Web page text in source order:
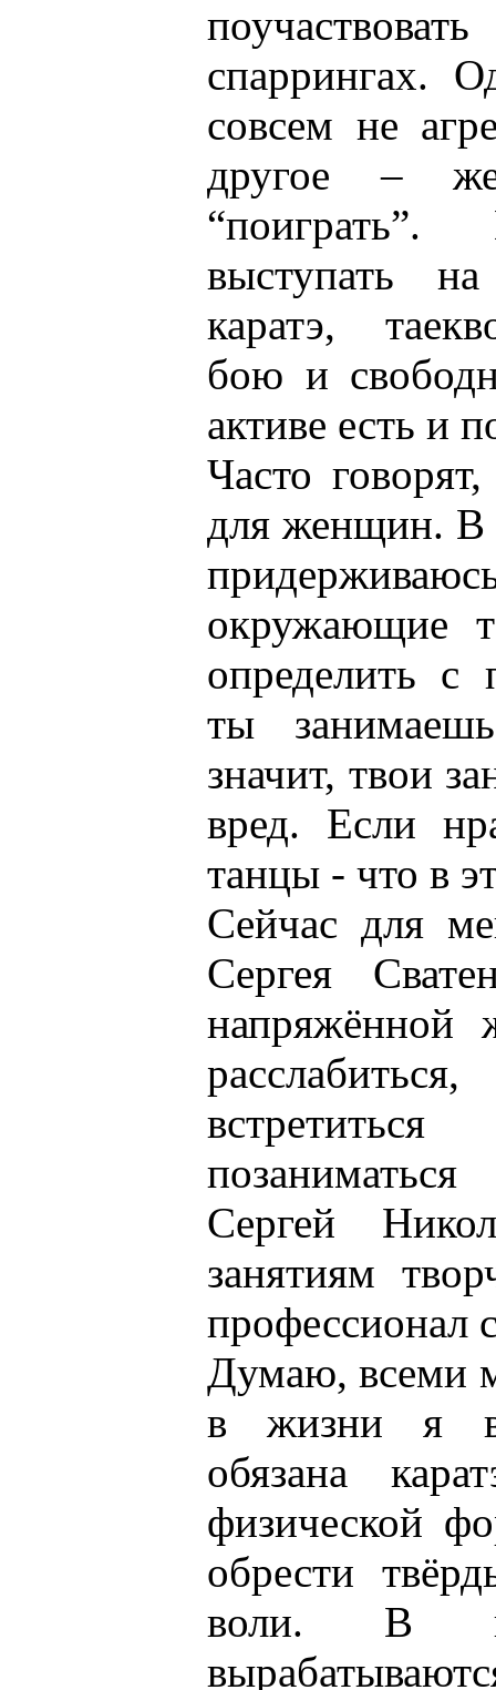
спаррингах.
совсем не
другое –
выступать
каратэ,
бою и
активе есть и
Часто
для женщин. В
окружающие
определить с
ты
значит, твои
вред. Если
танцы - что в
Сейчас для
Сергея
напряжённой
Сергей
занятиям
профессионал
Думаю, всеми
в жизни я в
обязана
физической
обрести
воли. В